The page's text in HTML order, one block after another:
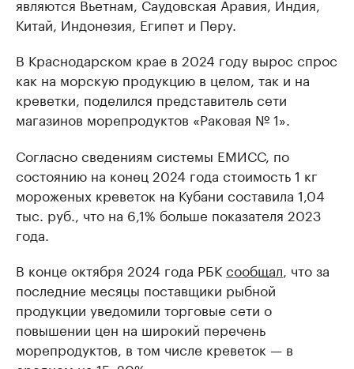
Китай, Индонезия, Египет и Перу.
В Краснодарском крае в 2024 году вырос спрос
как на морскую продукцию в целом, так и на
креветки, поделился представитель сети
магазинов морепродуктов «Раковая № 1».
Согласно сведениям системы ЕМИСС, по
состоянию на конец 2024 года стоимость 1 кг
мороженых креветок на Кубани составила 1,04
тыс. руб., что на 6,1% больше показателя 2023
года.
В конце октября 2024 года РБКсообщал , что за
последние месяцы поставщики рыбной
продукции уведомили торговые сети о
повышении цен на широкий перечень
морепродуктов, в том числе креветок — в